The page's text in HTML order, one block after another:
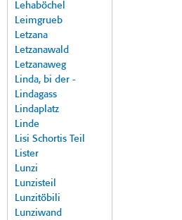
Lehaböchel
Leimgrueb
Letzana
Letzanawald
Letzanaweg
Linda, bi der -
Lindagass
Lindaplatz
Linde
Lisi Schortis Teil
Lister
Lunzi
Lunzisteil
Lunzitöbili
Lunziwand